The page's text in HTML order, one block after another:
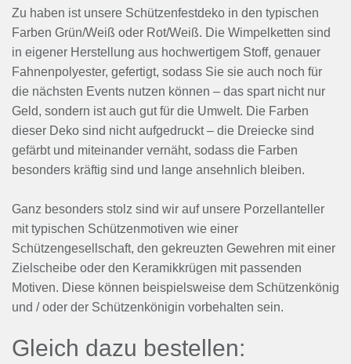
Zu haben ist unsere Schützenfestdeko in den typischen
Farben Grün/Weiß oder Rot/Weiß. Die Wimpelketten sind
in eigener Herstellung aus hochwertigem Stoff, genauer
Fahnenpolyester, gefertigt, sodass Sie sie auch noch für
die nächsten Events nutzen können – das spart nicht nur
Geld, sondern ist auch gut für die Umwelt. Die Farben
dieser Deko sind nicht aufgedruckt – die Dreiecke sind
gefärbt und miteinander vernäht, sodass die Farben
besonders kräftig sind und lange ansehnlich bleiben.
Ganz besonders stolz sind wir auf unsere Porzellanteller
mit typischen Schützenmotiven wie einer
Schützengesellschaft, den gekreuzten Gewehren mit einer
Zielscheibe oder den Keramikkrügen mit passenden
Motiven. Diese können beispielsweise dem Schützenkönig
und / oder der Schützenkönigin vorbehalten sein.
Gleich dazu bestellen: